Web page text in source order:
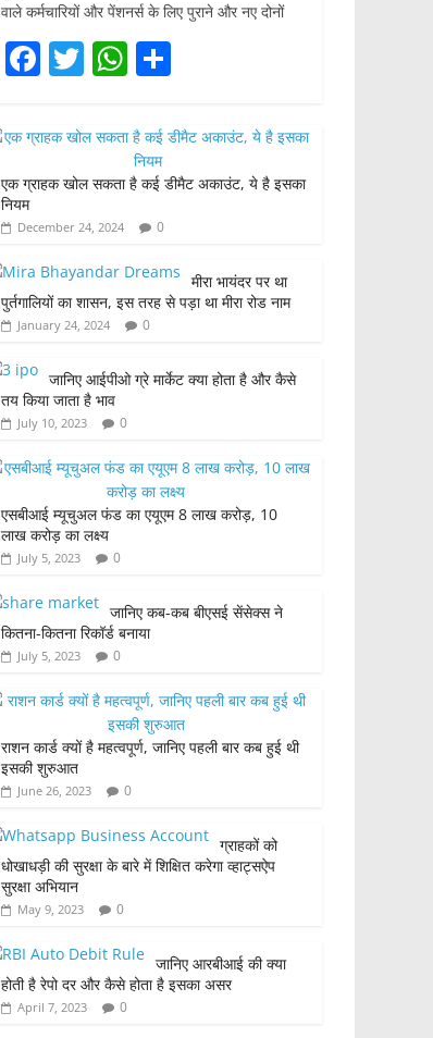
वाले कर्मचारियों और पेंशनर्स के लिए पुराने और नए दोनों
F
c
b
o
o
k
T
itt
W
at
s
A
p
p
ar
e
एक ग्राहक खोल सकता है कई डीमैट अकाउंट, ये है इसका
नियम
December 24, 2024 0
मीरा भायंदर पर था
पुर्तगालियों का शासन, इस तरह से पड़ा था मीरा रोड नाम
January 24, 2024 0
जानिए आईपीओ ग्रे मार्केट क्या होता है और कैसे
तय किया जाता है भाव
July 10, 2023 0
एसबीआई म्यूचुअल फंड का एयूएम 8 लाख करोड़, 10
लाख करोड़ का लक्ष्य
July 5, 2023 0
जानिए कब-कब बीएसई सेंसेक्स ने
कितना-कितना रिकॉर्ड बनाया
July 5, 2023 0
राशन कार्ड क्यों है महत्वपूर्ण, जानिए पहली बार कब हुई थी
इसकी शुरुआत
June 26, 2023 0
ग्राहकों को
धोखाधड़ी की सुरक्षा के बारे में शिक्षित करेगा व्हाट्सऐप
सुरक्षा अभियान
May 9, 2023 0
जानिए आरबीआई की क्या
होती है रेपो दर और कैसे होता है इसका असर
April 7, 2023 0